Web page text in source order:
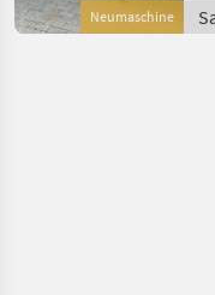
Neumaschine